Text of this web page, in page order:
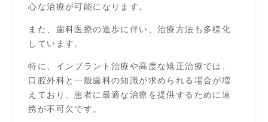
心な治療が可能になります。
また、歯科医療の進歩に伴い、治療方法も多様化
しています。
特に、インプラント治療や高度な矯正治療では、
口腔外科と一般歯科の知識が求められる場合が増
えており、患者に最適な治療を提供するために連
携が不可欠です。